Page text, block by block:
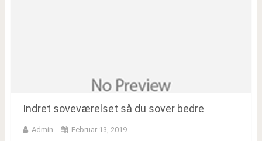
Indret soveværelset så du sover bedre
Admin Februar 13, 2019